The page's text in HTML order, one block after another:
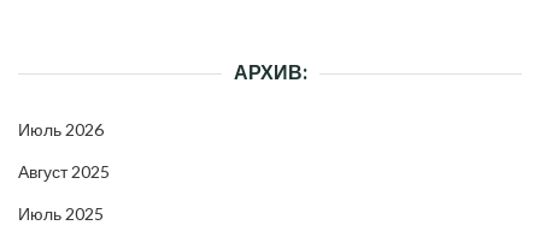
АРХИВ:
Июль 2026
Август 2025
Июль 2025